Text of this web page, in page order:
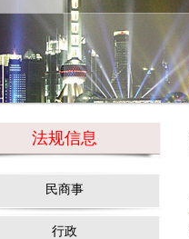
法规信息
民商事
行政